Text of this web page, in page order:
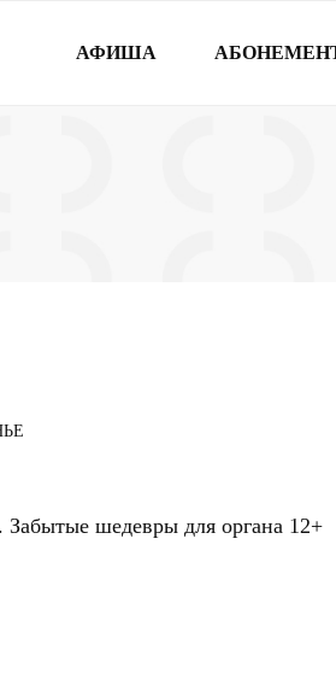
АФИША
Забытые шедевры для органа 12+